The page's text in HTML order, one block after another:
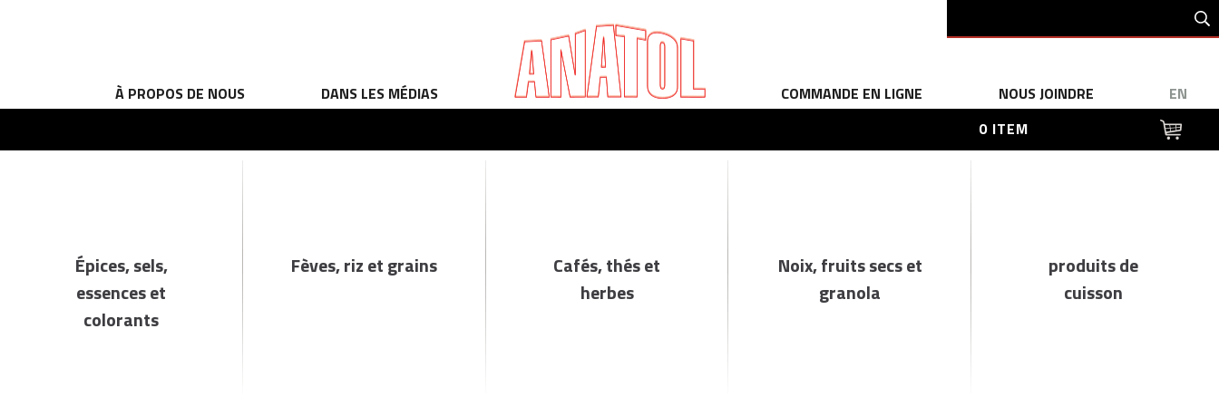
À PROPOS DE NOUS DANS LES MÉDIAS COMMANDE EN LIGNE NOUS JOINDRE
EN
0 ITEM
Épices, sels,
essences et
colorants
Fèves, riz et grains
Cafés, thés et
herbes
Noix, fruits secs et
granola
produits de
cuisson